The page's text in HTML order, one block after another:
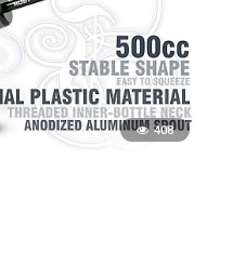
408